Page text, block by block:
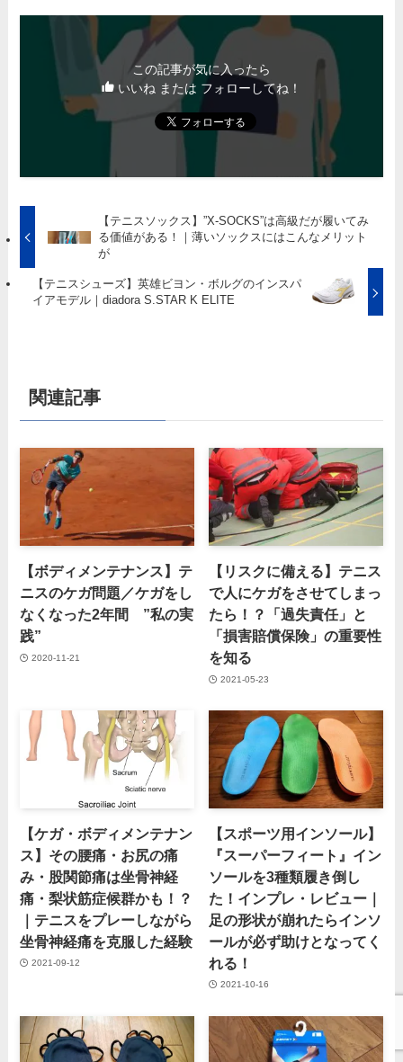
この記事が気に入ったら
いいね または フォローしてね！
【テニスソックス】”X-SOCKS”は高級だが履いてみ
る価値がある！｜薄いソックスにはこんなメリット
が
【テニスシューズ】英雄ビヨン・ボルグのインスパ
イアモデル｜diadora S.STAR K ELITE
関連記事
【ボディメンテナンス】テ
ニスのケガ問題／ケガをし
なくなった2年間 ”私の実
践”
2020-11-21
【リスクに備える】テニス
で人にケガをさせてしまっ
たら！？「過失責任」と
「損害賠償保険」の重要性
を知る
2021-05-23
【ケガ・ボディメンテナン
ス】その腰痛・お尻の痛
み・股関節痛は坐骨神経
痛・梨状筋症候群かも！？
｜テニスをプレーしながら
坐骨神経痛を克服した経験
2021-09-12
【スポーツ用インソール】
『スーパーフィート』イン
ソールを3種類履き倒し
た！インプレ・レビュー｜
足の形状が崩れたらインソ
ールが必ず助けとなってく
れる！
2021-10-16